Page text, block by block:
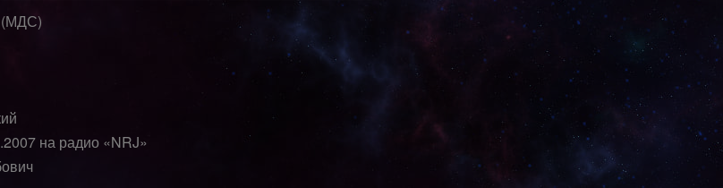
(МДС)
на радио «NRJ»